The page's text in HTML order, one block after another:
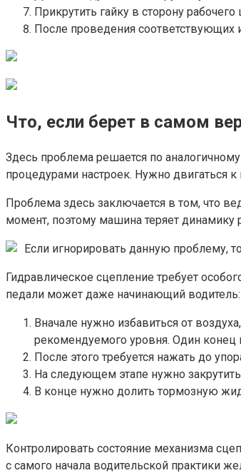
Прикрутить гайку в сторону рабочего
После проведения соответствующих
Что, если берет в самом
Здесь проблема решается по
процедурами настроек. Нужно двигаться
Проблема здесь заключается в том, что
момент, поэтому машина теряет динамику
Если игнорировать данную проблему,
Гидравлическое сцепление требует
педали может даже начинающий водитель:
Вначале нужно избавиться от
рекомендуемого уровня. Один конец
После этого требуется нажать до
На следующем этапе нужно закрутить
В конце нужно долить тормозную
Контролировать состояние механизма
с самого начала водительской практики